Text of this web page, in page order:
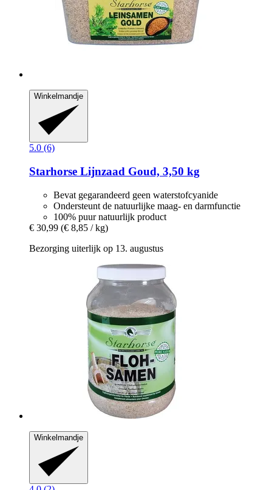
Winkelmandje
5.0 (6)
Starhorse Lijnzaad Goud, 3,50 kg
Bevat gegarandeerd geen waterstofcyanide
Ondersteunt de natuurlijke maag- en darmfunctie
100% puur natuurlijk product
€ 30,99 (€ 8,85 / kg)
Bezorging uiterlijk op 13. augustus
Winkelmandje